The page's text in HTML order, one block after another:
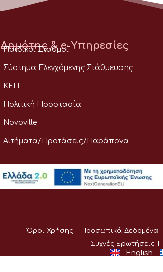
Δημότης & e-Υπηρεσίες
Παιδικοί Σταθμοί
Σύστημα Ελεγχόμενης Στάθμευσης
ΚΕΠ
Πολιτική Προστασία
Novoville
Αιτήματα/Προτάσεις/Παράπονα
Όροι Χρήσης Προσωπικά Δεδομένα
Συχνές Ερωτήσεις
English